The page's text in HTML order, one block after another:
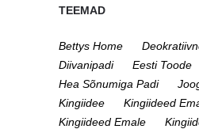
TEEMAD
Bettys Home
Diivanipadi
Eesti Toode
Hea Sõnumiga Padi
Kingiidee
Kingiideed
Kingiideed Emale